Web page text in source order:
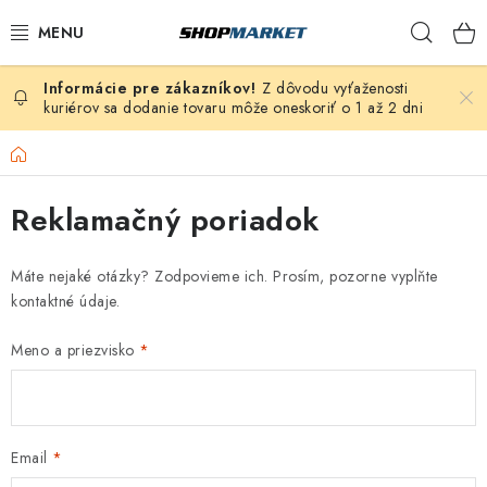
na
VÍRIVÉ VANE
SAUNY
BAZÉNY
ZÁHRADA
DEZINFEKCIA A ČISTENIE
Z dôvodu vyťaženosti
kuriérov sa dodanie tovaru môže oneskoriť o 1 až 2 dni
Domov
Reklamačný poriadok
Máte nejaké otázky? Zodpovieme ich. Prosím, pozorne vyplňte
kontaktné údaje.
Meno a priezvisko
Email